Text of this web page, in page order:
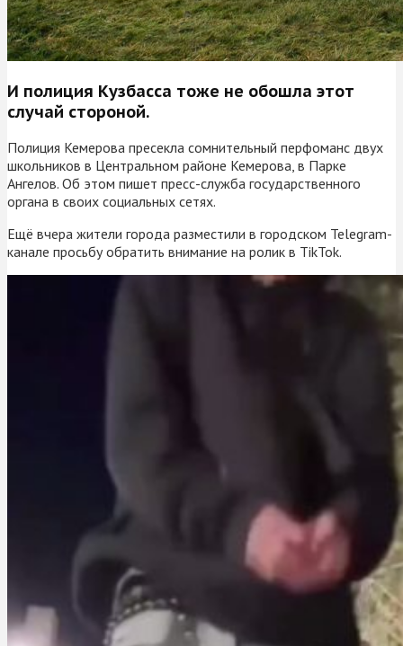
И полиция Кузбасса тоже не обошла этот
случай стороной.
Полиция Кемерова пресекла сомнительный перфоманс двух
школьников в Центральном районе Кемерова, в Парке
Ангелов. Об этом пишет пресс-служба государственного
органа в своих социальных сетях.
Ещё вчера жители города разместили в городском Telegram-
канале просьбу обратить внимание на ролик в TikTok.